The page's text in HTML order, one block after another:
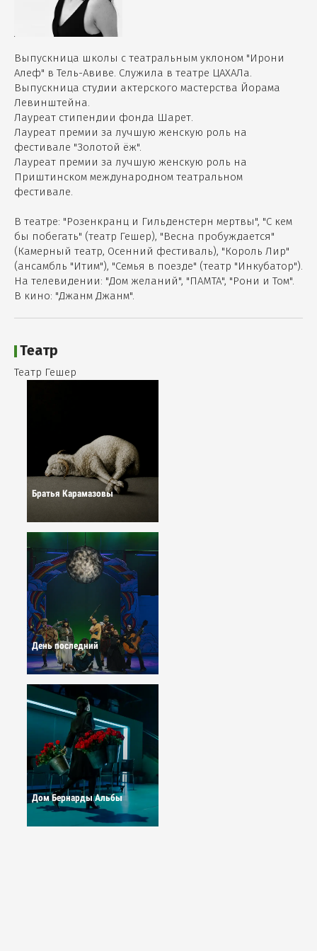
Выпускница школы с театральным уклоном "Ирони
Алеф" в Тель-Авиве. Служила в театре ЦАХАЛа.
Выпускница студии актерского мастерства Йорама
Левинштейна.
Лауреат стипендии фонда Шарет.
Лауреат премии за лучшую женскую роль на
фестивале "Золотой ёж".
Лауреат премии за лучшую женскую роль на
Приштинском международном театральном
фестивале.
В театре: "Розенкранц и Гильденстерн мертвы", "С кем
бы побегать" (театр Гешер), "Весна пробуждается"
(Камерный театр, Осенний фестиваль), "Король Лир"
(ансамбль "Итим"), "Семья в поезде" (театр "Инкубатор").
На телевидении: "Дом желаний", "ПАМТА", "Рони и Том".
В кино: "Джанм Джанм".
Театр
Театр Гешер
Братья Карамазовы
День последний
Дом Бернарды Альбы